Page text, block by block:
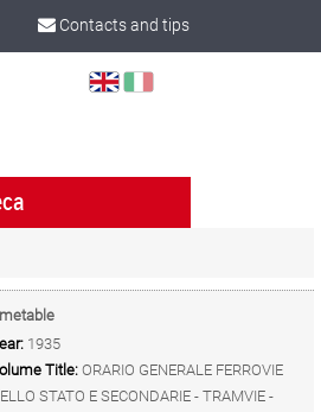
Contacts and tips
Select
1935
Title:ORARIO GENERALE FERROVIE
STATO E SECONDARIE - TRAMVIE -